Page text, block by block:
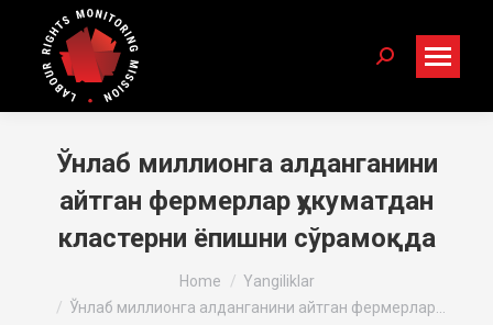
Search:
Ўнлаб миллионга алданганини
айтган фермерлар ҳукуматдан
кластерни ëпишни сўрамоқда
Home
Yangiliklar
Ўнлаб миллионга алданганини айтган фермерлар…